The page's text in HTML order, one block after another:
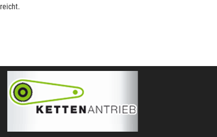
reicht.